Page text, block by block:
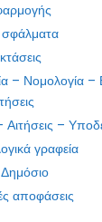
– Νομολογία –
–
γραφεία
αποφάσεις